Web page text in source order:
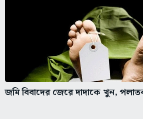
জমি বিবাদের জেরে দাদাকে খুন,